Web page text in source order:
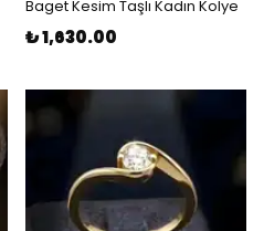
Baget Kesim Taşlı Kadın Kolye
₺ 1,630.00